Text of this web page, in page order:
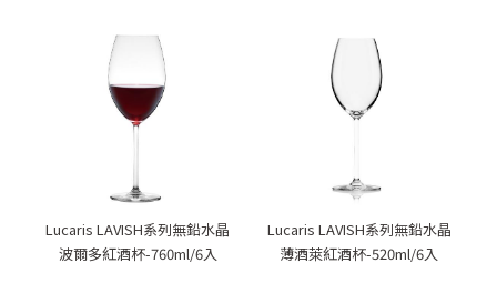
Lucaris LAVISH系列無鉛水晶
波爾多紅酒杯-760ml/6入
Lucaris LAVISH系列無鉛水晶
薄酒萊紅酒杯-520ml/6入